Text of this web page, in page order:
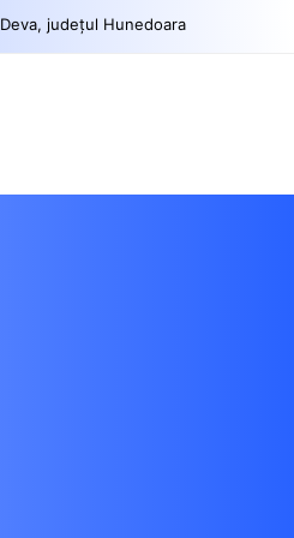
Deva, județul Hunedoara